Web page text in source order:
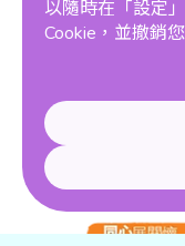
以隨時在「設定
Cookie，並撤銷